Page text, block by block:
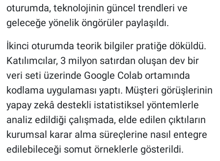
oturumda, teknolojinin güncel trendleri ve
geleceğe yönelik öngörüler paylaşıldı.
İkinci oturumda teorik bilgiler pratiğe döküldü.
Katılımcılar, 3 milyon satırdan oluşan dev bir
veri seti üzerinde Google Colab ortamında
kodlama uygulaması yaptı. Müşteri görüşlerinin
yapay zekâ destekli istatistiksel yöntemlerle
analiz edildiği çalışmada, elde edilen çıktıların
kurumsal karar alma süreçlerine nasıl entegre
edilebileceği somut örneklerle gösterildi.